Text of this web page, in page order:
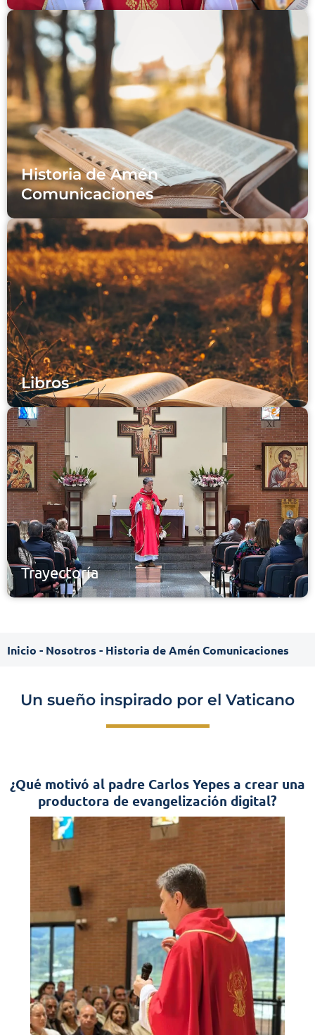
Historia de Amén
Comunicaciones
Libros
Trayectoría
Inicio - Nosotros - Historia de Amén Comunicaciones
Un sueño inspirado por el Vaticano
¿Qué motivó al padre Carlos Yepes a crear una
productora de evangelización digital?